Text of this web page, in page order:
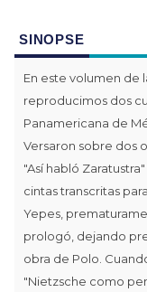
SINOPSE
En este volumen de
reproducimos dos
Panamericana de
Versaron sobre dos
"Así habló
cintas transcritas
Yepes,
prologó, dejando
obra de Polo.
"Nietzsche como